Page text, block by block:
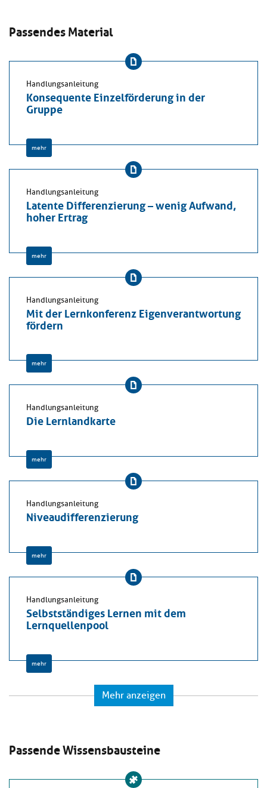
Passendes Material
Handlungsanleitung
Konsequente Einzelförderung in der
Gruppe
mehr
Handlungsanleitung
Latente Differenzierung – wenig Aufwand,
hoher Ertrag
mehr
Handlungsanleitung
Mit der Lernkonferenz Eigenverantwortung
fördern
mehr
Handlungsanleitung
Die Lernlandkarte
mehr
Handlungsanleitung
Niveaudifferenzierung
mehr
Handlungsanleitung
Selbstständiges Lernen mit dem
Lernquellenpool
mehr
Mehr anzeigen
Passende Wissensbausteine